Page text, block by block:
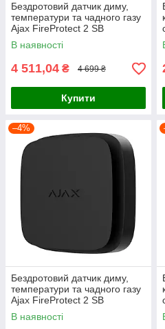
Бездротовий датчик диму,
температури та чадного газу
Ajax FireProtect 2 SB
(Heat/Smoke/CO) (8EU) White
В наявності
4 511,04 ₴ 4 699 ₴
Купити
–4%
Бездротовий датчик диму,
температури та чадного газу
Ajax FireProtect 2 SB
(Heat/Smoke/CO) (8EU) Black
В наявності